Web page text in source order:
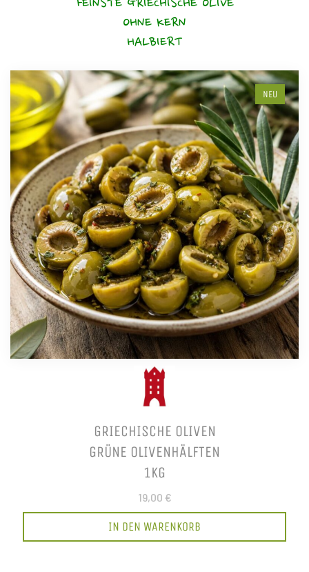
FEINSTE GRIECHISCHE OLIVE
OHNE KERN
HALBIERT
NEU
GRIECHISCHE OLIVEN
GRÜNE OLIVENHÄLFTEN
1KG
19,00 €
IN DEN WARENKORB